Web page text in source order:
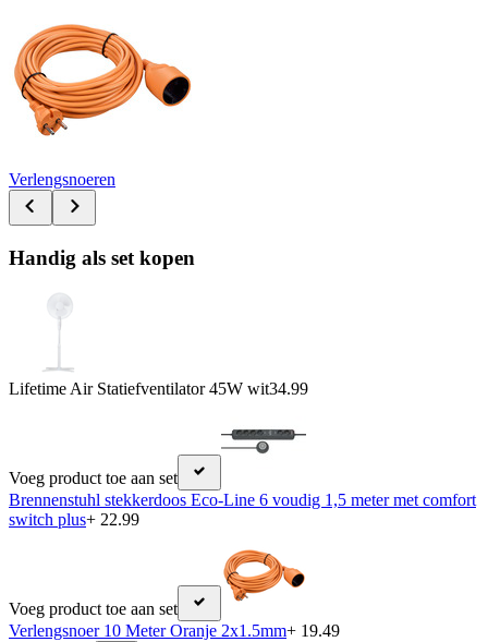
Verlengsnoeren
Handig als set kopen
Lifetime Air Statiefventilator 45W wit34.99
Voeg product toe aan set
Brennenstuhl stekkerdoos Eco-Line 6 voudig 1,5 meter met comfort
switch plus+ 22.99
Voeg product toe aan set
Verlengsnoer 10 Meter Oranje 2x1.5mm+ 19.49